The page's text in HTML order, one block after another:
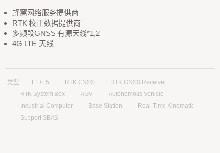
蜂窝网络服务提供商
RTK 校正数据提供商
多频段GNSS 有源天线*1,2
4G LTE 天线
类型 L1+L5 RTK GNSS
RTK GNSS Receiver
RTK System Box
AGV
Autonomous Vehicle
Industrial Computer
Base Station
Real-Time Kinematic
Support SBAS